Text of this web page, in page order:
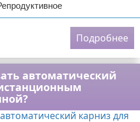
Подробнее
автоматический